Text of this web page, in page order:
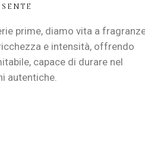
prime, diamo vita a
e intensità, offrendo
capace di durare nel
autentiche.